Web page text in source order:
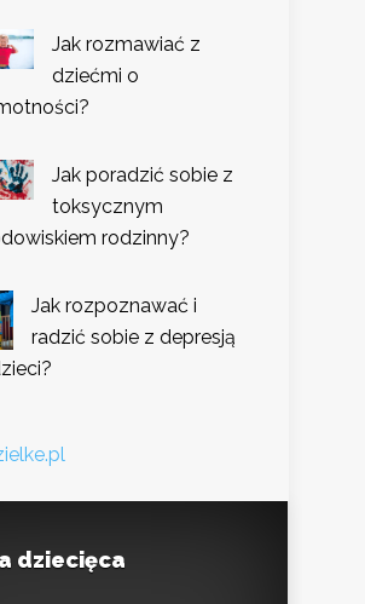
Jak rozmawiać z
dziećmi o
Jak poradzić sobie z
toksycznym
rodzinny?
Jak rozpoznawać i
radzić sobie z depresją
dziecięca